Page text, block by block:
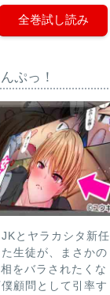
全巻試し読み
ぷっ！
とヤラカシタ新任
生徒が、まさかの
をバラされたくな
顧問として引率す